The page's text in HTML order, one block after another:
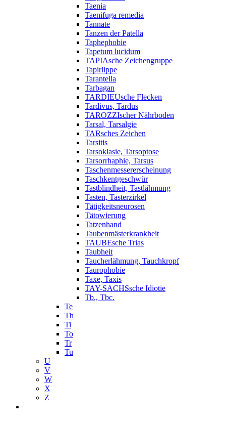
Taenia
Taenifuga remedia
Tannate
Tanzen der Patella
Taphephobie
Tapetum lucidum
TAPIAsche Zeichengruppe
Tapirlippe
Tarantella
Tarbagan
TARDIEUsche Flecken
Tardivus, Tardus
TAROZZIscher Nährboden
Tarsal, Tarsalgie
TARsches Zeichen
Tarsitis
Tarsoklasie, Tarsoptose
Tarsorrhaphie, Tarsus
Taschenmessererscheinung
Taschkentgeschwür
Tastblindheit, Tastlähmung
Tasten, Tasterzirkel
Tätigkeitsneurosen
Tätowierung
Tatzenhand
Taubenmästerkrankheit
TAUBEsche Trias
Taubheit
Taucherlähmung, Tauchkropf
Taurophobie
Taxe, Taxis
TAY-SACHSsche Idiotie
Tb., Tbc.
Te
Th
Ti
To
Tr
Tu
U
V
W
X
Z